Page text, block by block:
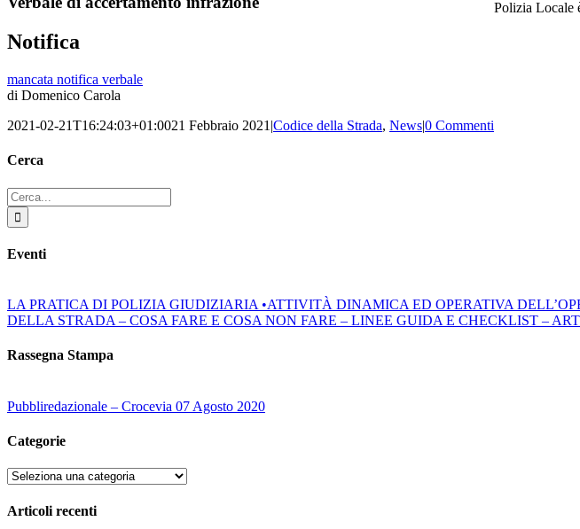
Notifica
mancata notifica verbale
di Domenico Carola
2021-02-21T16:24:03+01:0021 Febbraio 2021 |Codice della Strada, News|0 Commenti
Cerca
Cerca
per:
Eventi
LA PRATICA DI POLIZIA GIUDIZIARIA •ATTIVITÀ DINAMICA ED OPERATIVA
DELLA STRADA – COSA FARE E COSA NON FARE – LINEE GUIDA E CHECKLIST –
Rassegna Stampa
Pubbliredazionale – Crocevia 07 Agosto 2020
Categorie
Categorie
Articoli recenti
Polizia Locale